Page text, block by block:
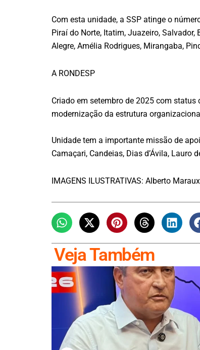
Com esta unidade, a SSP atinge o
Piraí do Norte, Itatim, Juazeiro,
Alegre, Amélia Rodrigues, Mirangaba,
A RONDESP
Criado em setembro de 2025 com
modernização da estrutura
Unidade tem a importante missão de
Camaçari, Candeias, Dias d’Ávila, Lauro
IMAGENS ILUSTRATIVAS: Alberto
Veja Também